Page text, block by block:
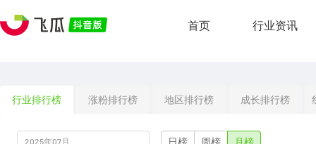
首页 行业资讯
行业排行榜 涨粉排行榜 地区排行榜 成长排行榜